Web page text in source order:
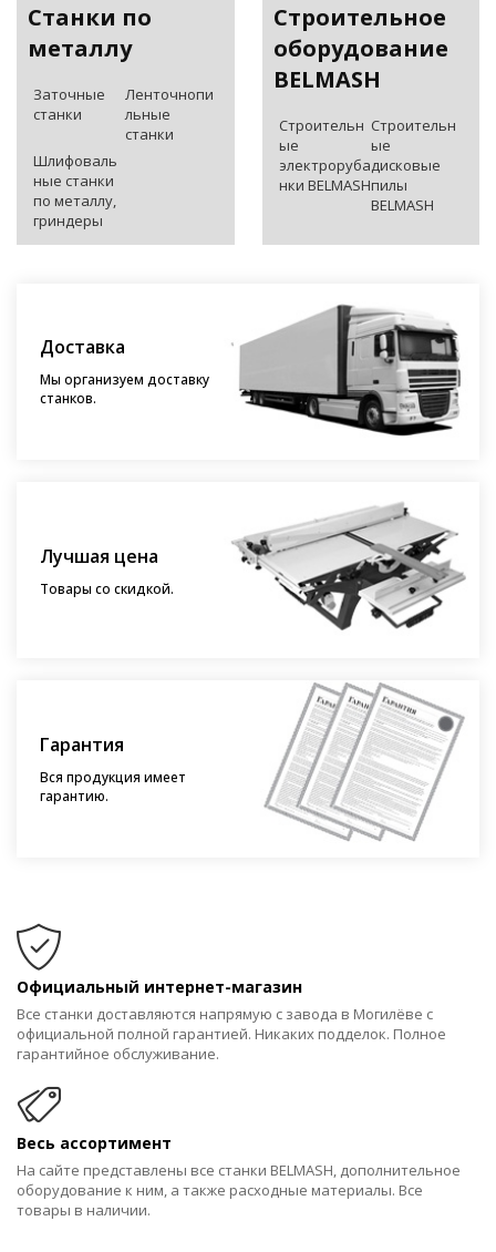
Станки по
металлу
Заточные
станки
Ленточнопи
льные
станки
Шлифоваль
ные станки
по металлу,
гриндеры
Строительное
оборудование
BELMASH
Строительн
ые
электроруба
нки BELMASH
Строительн
ые
дисковые
пилы
BELMASH
Доставка
Мы организуем доставку
станков.
Лучшая цена
Товары со скидкой.
Гарантия
Вся продукция имеет
гарантию.
Официальный интернет-магазин
Все станки доставляются напрямую с завода в Могилёве с
официальной полной гарантией. Никаких подделок. Полное
гарантийное обслуживание.
Весь ассортимент
На сайте представлены все станки BELMASH, дополнительное
оборудование к ним, а также расходные материалы. Все
товары в наличии.